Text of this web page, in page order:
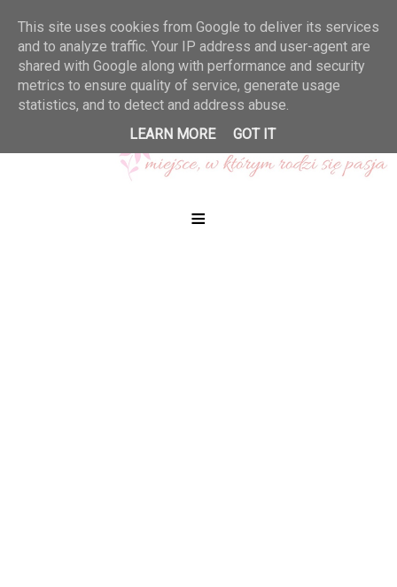
≡
This site uses cookies from Google to deliver its services
and to analyze traffic. Your IP address and user-agent are
shared with Google along with performance and security
metrics to ensure quality of service, generate usage
statistics, and to detect and address abuse.
LEARN MORE
GOT IT